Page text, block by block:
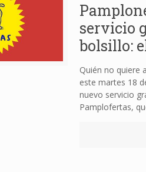
servicio
bolsillo:
Quién no quiere
este martes 18
nuevo servicio
Pamplofertas,